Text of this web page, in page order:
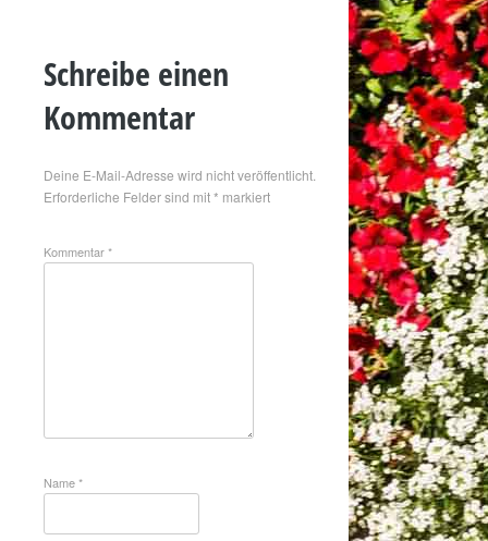
Schreibe einen
Kommentar
Deine E-Mail-Adresse wird nicht veröffentlicht.
Erforderliche Felder sind mit* markiert
Kommentar*
Name*